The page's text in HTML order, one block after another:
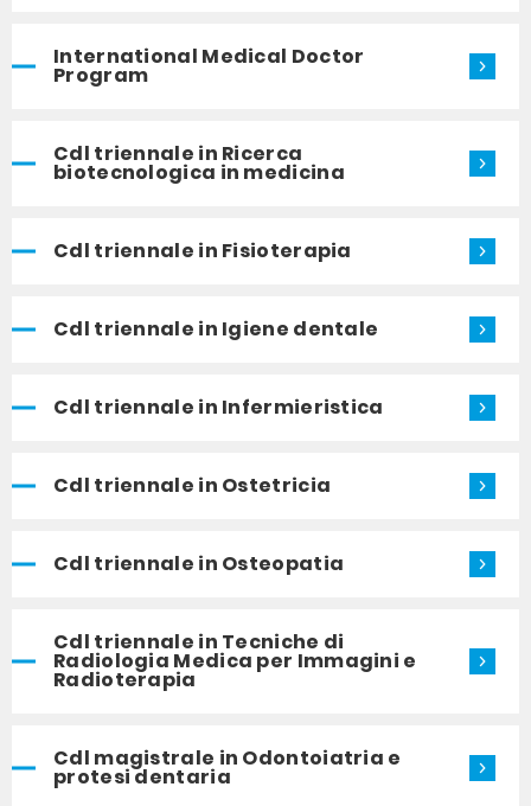
International Medical Doctor
Program
Cdl triennale in Ricerca
biotecnologica in medicina
Cdl triennale in Fisioterapia
Cdl triennale in Igiene dentale
Cdl triennale in Infermieristica
Cdl triennale in Ostetricia
Cdl triennale in Osteopatia
Cdl triennale in Tecniche di
Radiologia Medica per Immagini e
Radioterapia
Cdl magistrale in Odontoiatria e
protesi dentaria